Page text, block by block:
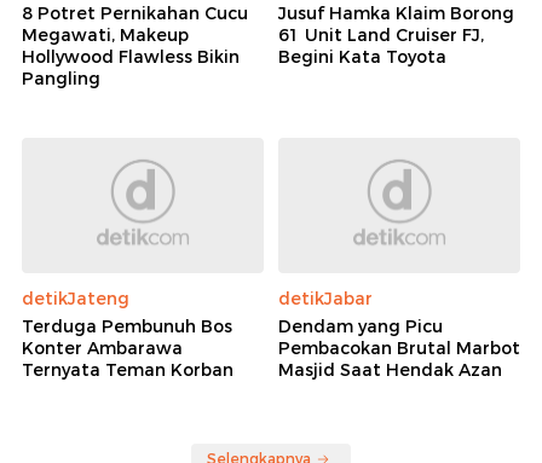
8 Potret Pernikahan Cucu
Megawati, Makeup
Hollywood Flawless Bikin
Pangling
Jusuf Hamka Klaim Borong
61 Unit Land Cruiser FJ,
Begini Kata Toyota
detikJateng
Terduga Pembunuh Bos
Konter Ambarawa
Ternyata Teman Korban
detikJabar
Dendam yang Picu
Pembacokan Brutal Marbot
Masjid Saat Hendak Azan
Selengkapnya